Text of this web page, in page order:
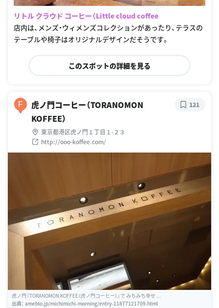
リトル クラウド コーヒー（Little cloud coffee
店内は、メンズ・ウィメンズコレクションがあったり、テラスの
テーブルや椅子はオリジナルデザインだそうです。
このスポットの詳細を見る
F
虎ノ門コーヒー（TORANOMON
KOFFEE）
東京都港区虎ノ門１丁目１-２３
http://ooo-koffee.com/
121
虎ノ門『TORANOMON KOFFEE（虎ノ門コーヒー）』で みちみち幸せ ...
出典： ameblo.jp/michimichi-morning/entry-11877121709.html